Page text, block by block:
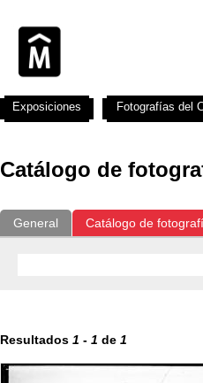
Catálogo de
General Catálogo de
Resultados 1 - 1 de 1
Exposiciones Fotografías del